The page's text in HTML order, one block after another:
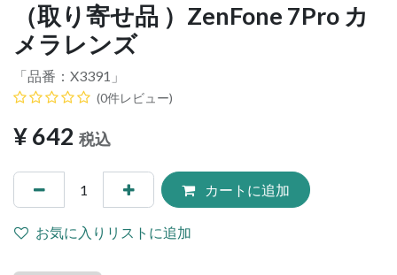
（取り寄せ品 ）ZenFone 7Pro カ
メラレンズ
「品番： X3391 」
(0件レビュー)
¥642 税込
カートに追加
お気に入りリストに追加